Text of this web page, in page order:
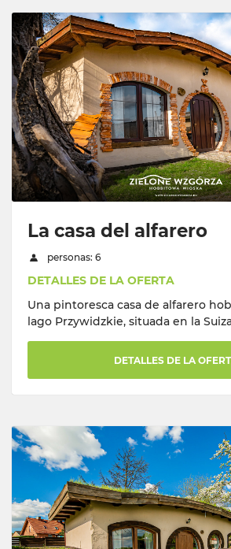
La casa del alfarero
personas: 6
DETALLES DE LA OFERTA
Una pintoresca casa de alfarero
lago Przywidzkie, situada en la
DETALLES DE LA